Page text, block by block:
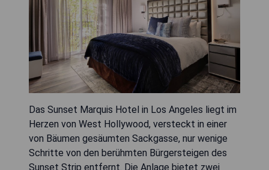
Das Sunset Marquis Hotel in Los Angeles liegt im
Herzen von West Hollywood, versteckt in einer
von Bäumen gesäumten Sackgasse, nur wenige
Schritte von den berühmten Bürgersteigen des
Sunset Strip entfernt. Die Anlage bietet zwei